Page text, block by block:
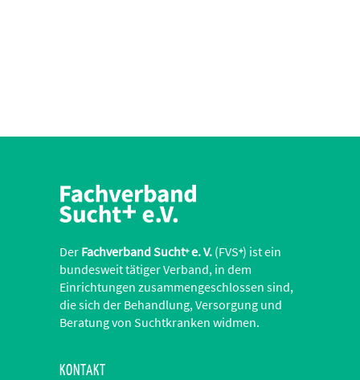
Der Fachverband Sucht+e. V. (FVS+) ist ein
bundesweit tätiger Verband, in dem
Einrichtungen zusammengeschlossen sind,
die sich der Behandlung, Versorgung und
Beratung von Suchtkranken widmen.
KONTAKT